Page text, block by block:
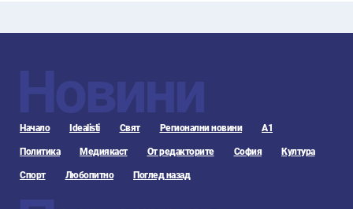
Новини
Начало Idealisti Свят Регионални новини А1
Политика Медиякаст От редакторите София Култура
Спорт Любопитно Поглед назад